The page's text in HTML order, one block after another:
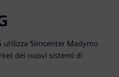
utilizza Simcenter Madymo
dei nuovi sistemi di